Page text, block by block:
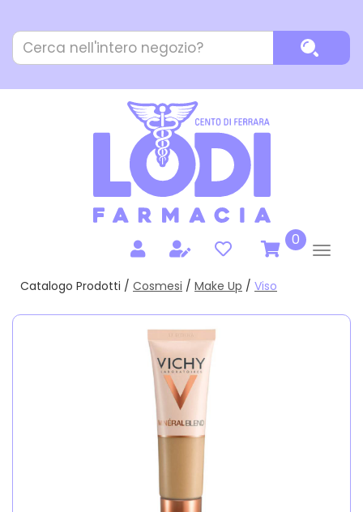
contenuto
principale
Cerca
Prodotto
0prodotti
inseriti
Catalogo Prodotti / Cosmesi / Make Up / Viso